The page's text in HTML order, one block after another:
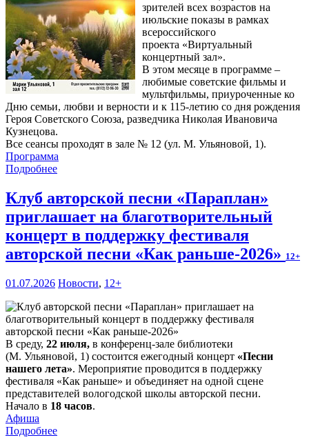
зрителей всех возрастов на
июльские показы в рамках
всероссийского
проекта «Виртуальный
концертный зал».
В этом месяце в программе –
любимые советские фильмы и
мультфильмы, приуроченные ко
Дню семьи, любви и верности и к 115-летию со дня рождения
Героя Советского Союза, разведчика Николая Ивановича
Кузнецова.
Все сеансы проходят в зале № 12 (ул. М. Ульяновой, 1).
Программа
Подробнее
Клуб авторской песни «Параплан»
приглашает на благотворительный
концерт в поддержку фестиваля
авторской песни «Как раньше-2026» 12+
01.07.2026 Новости, 12+
В среду, 22 июля, в конференц-зале библиотеки
(М. Ульяновой, 1) состоится ежегодный концерт «Песни
нашего лета». Мероприятие проводится в поддержку
фестиваля «Как раньше» и объединяет на одной сцене
представителей вологодской школы авторской песни.
Начало в 18 часов.
Афиша
Подробнее